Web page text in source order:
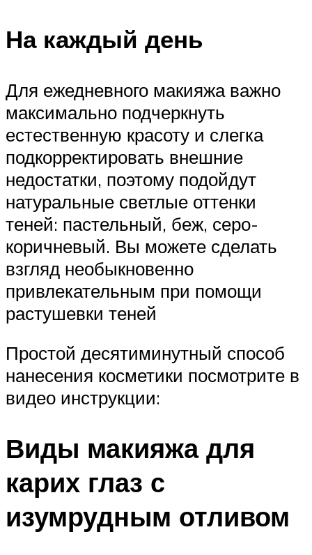
На каждый день
Для ежедневного макияжа важно
максимально подчеркнуть
естественную красоту и слегка
подкорректировать внешние
недостатки, поэтому подойдут
натуральные светлые оттенки
теней: пастельный, беж, серо-
коричневый. Вы можете сделать
взгляд необыкновенно
привлекательным при помощи
растушевки теней
Простой десятиминутный способ
нанесения косметики посмотрите в
видео инструкции:
Виды макияжа для
карих глаз с
изумрудным отливом